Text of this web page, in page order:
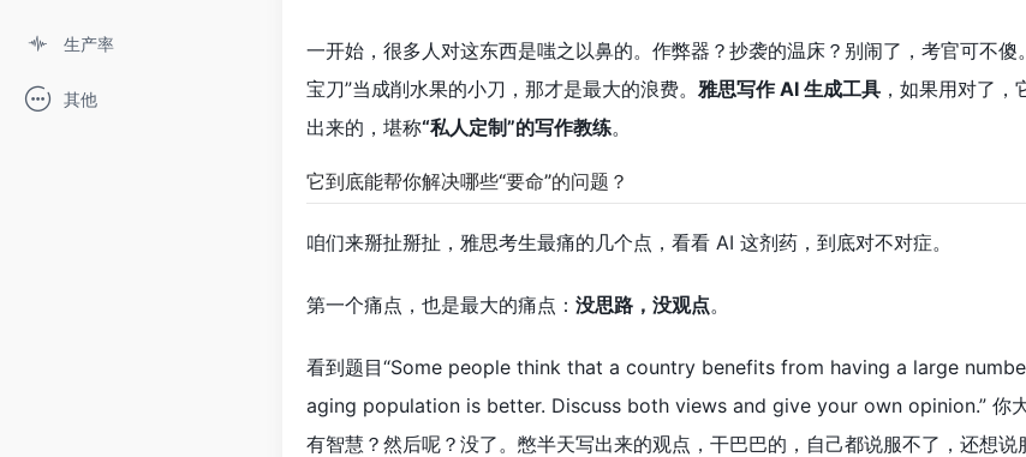
生产率
其他
一开始，很多人对这东西是嗤之以鼻的。作弊器？抄袭的温床？别闹了，考官可不
宝刀”当成削水果的小刀，那才是最大的浪费。 雅思写作 AI 生成工具 ，如果用对了
出来的，堪称“私人定制”的写作教练。
它到底能帮你解决哪些“要命”的问题？
咱们来掰扯掰扯，雅思考生最痛的几个点，看看 AI 这剂药，到底对不对症。
第一个痛点，也是最大的痛点： 没思路，没观点。
看到题目“Some people think that a country benefits from having a large
aging population is better. Discuss both views and give your own opinion.” 你
有智慧？然后呢？没了。憋半天写出来的观点，干巴巴的，自己都说服不了，还想说